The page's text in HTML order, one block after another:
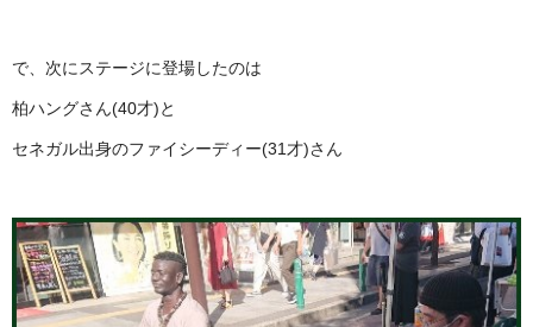
で、次にステージに登場したのは
柏ハングさん(40才)と
セネガル出身のファイシーディー(31才)さん